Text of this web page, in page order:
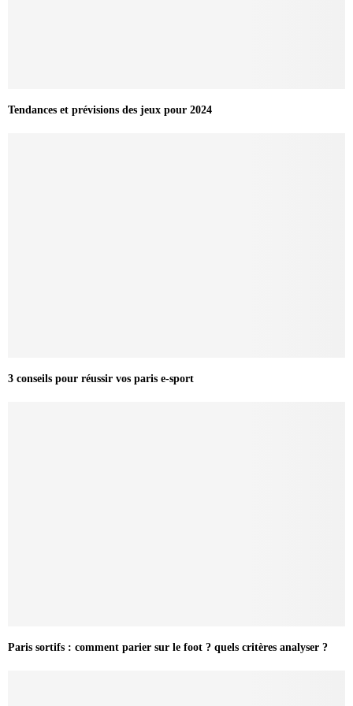
Tendances et prévisions des jeux pour 2024
3 conseils pour réussir vos paris e-sport
Paris sortifs : comment parier sur le foot ? quels critères analyser ?